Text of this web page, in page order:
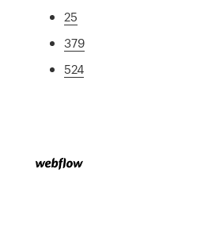
25
379
524